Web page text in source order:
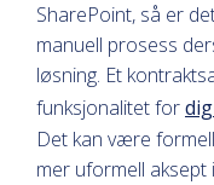
SharePoint, så er
manuell prosess
løsning. Et
funksjonalitet for
Det kan være
mer uformell aksept